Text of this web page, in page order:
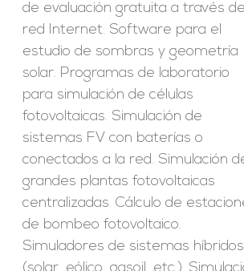
de evaluación gratuita a través
red Internet: Software para el
estudio de sombras y geometría
solar. Programas de laboratorio
para simulación de células
fotovoltaicas. Simulación de
sistemas FV con baterías o
conectados a la red. Simulación
grandes plantas fotovoltaicas
centralizadas. Cálculo de
de bombeo fotovoltaico.
Simuladores de sistemas híbridos